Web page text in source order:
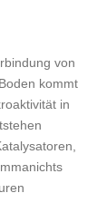
von
kommt
in